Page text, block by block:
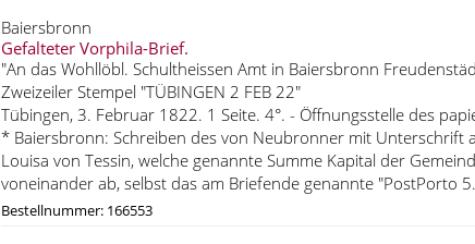
Baiersbronn
Gefalteter Vorphila-Brief.
"An das Wohllöbl. Schultheissen Amt in Baiersbronn
Zweizeiler Stempel "TÜBINGEN 2 FEB 22"
Tübingen, 3. Februar 1822. 1 Seite. 4°. - Öffnungsstelle des
* Baiersbronn: Schreiben des von Neubronner mit Unterschrift
Louisa von Tessin, welche genannte Summe Kapital der
voneinander ab, selbst das am Briefende genannte "PostPorto
Bestellnummer: 166553